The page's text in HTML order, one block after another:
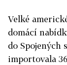
Velké
domácí
do Spojených
importovala